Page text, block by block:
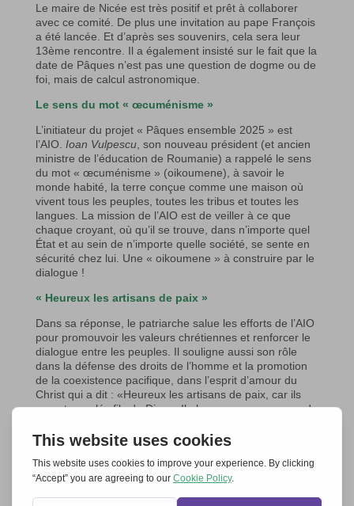
Le maire de Nicée est très positif et prêt à collaborer
avec ce comité. De plus une invitation au pape François
a été lancée. Et d’après ses souvenirs, cela sera leur
13ème rencontre. Il a également insisté sur le fait que la
date de Pâques n’est pas une question de dogme ou de
foi, mais de calcul astronomique.
Le sens du mot « œcuménisme »
L’initiateur du projet « Pâques ensemble 2025 » est
l’AIO. Ioan Vulpescu, son nouveau président (et ancien
ministre de l’éducation de Roumanie) a rappelé le sens
du mot « œcuménisme » (oikoumene), à savoir le
monde habité, la terre conçue comme une maison où
vivent tous les peuples, toutes les tribus et toutes les
langues. La mission de l’AIO est de veiller à ce que
chaque croyant, où qu’il se trouve, dans n’importe quel
État et au sein de n’importe quelle société, se sente en
sécurité chez lui. Une « oikoumene » à construire par le
dialogue !
« Heureux les artisans de paix »
Dans sa réponse, le patriarche salue les efforts de l’AIO
pour promouvoir les valeurs chrétiennes et renforcer le
dialogue entre les peuples. Il souligne aussi son rôle
dans la défense des droits de l’homme et la promotion
de la coexistence pacifique, dans l’esprit d’amour du
Christ qui a dit : «Heureux les artisans de paix, car ils
seront appelés fils de Dieu». Il observe avec une grande
seulement menace la stabilité de la région, mais
orthodoxe. Il prie également constamment pour la paix
et la réconciliation.